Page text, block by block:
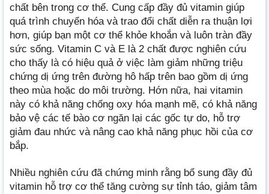
chất bên trong cơ thể. Cung cấp đầy đủ vitamin giúp
quá trình chuyển hóa và trao đổi chất diễn ra thuận lợi
hơn, giúp bạn một cơ thể khỏe khoắn và luôn tràn đầy
sức sống. Vitamin C và E là 2 chất được nghiên cứu
cho thấy là có hiệu quả ở việc làm giảm những triệu
chứng dị ứng trên đường hô hấp trên bao gồm dị ứng
theo mùa hoặc do môi trường. Hớn nữa, hai vitamin
này có khả năng chống oxy hóa mạnh mẽ, có khả năng
bảo vệ các tế bào cơ ngăn lại các gốc tự do, hỗ trợ
giảm đau nhức và nâng cao khả năng phục hồi của cơ
bắp.
Nhiều nghiên cứu đã chứng minh rằng bổ sung đầy đủ
vitamin hỗ trợ cơ thể tăng cường sự tỉnh táo, giảm tâm